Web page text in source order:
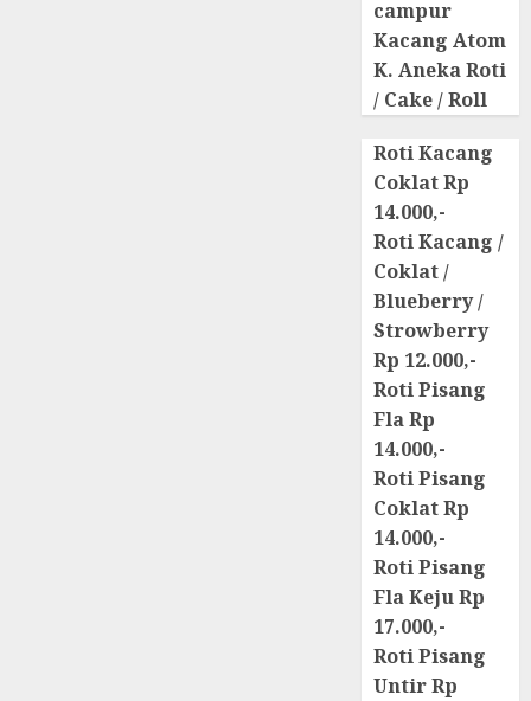
campur
Kacang Atom
K. Aneka Roti
/ Cake / Roll
Roti Kacang
Coklat Rp
14.000,-
Roti Kacang /
Coklat /
Blueberry /
Strowberry
Rp 12.000,-
Roti Pisang
Fla Rp
14.000,-
Roti Pisang
Coklat Rp
14.000,-
Roti Pisang
Fla Keju Rp
17.000,-
Roti Pisang
Untir Rp